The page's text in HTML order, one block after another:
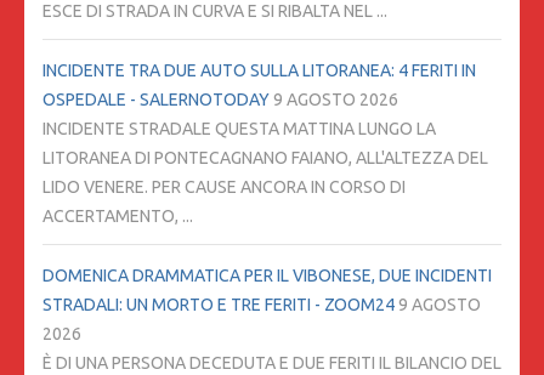
ESCE DI STRADA IN CURVA E SI RIBALTA NEL ...
INCIDENTE TRA DUE AUTO SULLA LITORANEA: 4 FERITI IN
OSPEDALE - SALERNOTODAY9 AGOSTO 2026
INCIDENTE STRADALE QUESTA MATTINA LUNGO LA
LITORANEA DI PONTECAGNANO FAIANO, ALL'ALTEZZA DEL
LIDO VENERE. PER CAUSE ANCORA IN CORSO DI
ACCERTAMENTO, ...
DOMENICA DRAMMATICA PER IL VIBONESE, DUE INCIDENTI
STRADALI: UN MORTO E TRE FERITI - ZOOM249 AGOSTO
2026
È DI UNA PERSONA DECEDUTA E DUE FERITI IL BILANCIO DEL